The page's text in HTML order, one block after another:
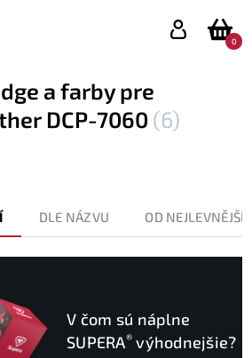
0
a farby pre
DCP-7060 (6)
DLE NÁZVU OD
V čom sú náplne
SUPERA® výhodnejšie?